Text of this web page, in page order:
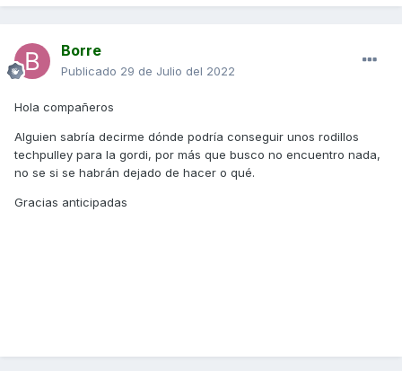
Borre
Publicado 29 de Julio del 2022
Hola compañeros
Alguien sabría decirme dónde podría conseguir unos rodillos
techpulley para la gordi, por más que busco no encuentro nada,
no se si se habrán dejado de hacer o qué.
Gracias anticipadas